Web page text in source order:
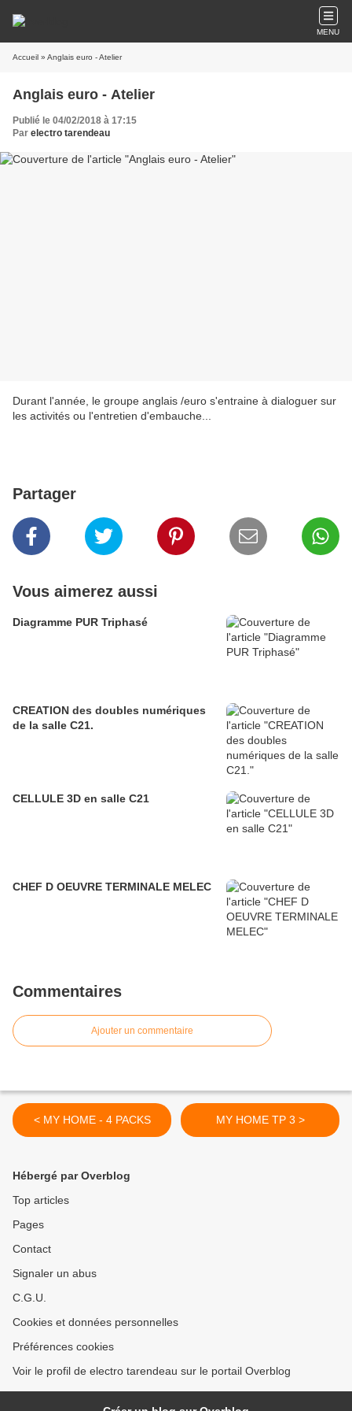
MENU
Accueil » Anglais euro - Atelier
Anglais euro - Atelier
Publié le 04/02/2018 à 17:15
Par electro tarendeau
Durant l'année, le groupe anglais /euro s'entraine à dialoguer sur
les activités ou l'entretien d'embauche...
Partager
Vous aimerez aussi
Diagramme PUR Triphasé
CREATION des doubles numériques
de la salle C21.
CELLULE 3D en salle C21
CHEF D OEUVRE TERMINALE MELEC
Commentaires
Ajouter un commentaire
< MY HOME - 4 PACKS MY HOME TP 3 >
Hébergé par Overblog
Top articles
Pages
Contact
Signaler un abus
C.G.U.
Cookies et données personnelles
Préférences cookies
Voir le profil de electro tarendeau sur le portail Overblog